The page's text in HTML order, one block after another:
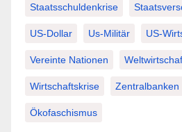
Staatsschuldenkrise
US-Dollar Us-Militär US-
Vereinte Nationen
Wirtschaftskrise Zentralbanken
Ökofaschismus